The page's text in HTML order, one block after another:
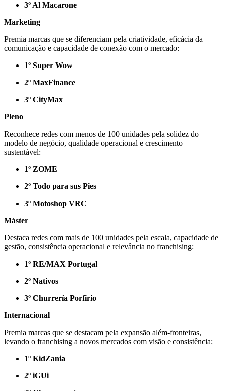
3º Al Macarone
Marketing
Premia marcas que se diferenciam pela criatividade, eficácia da
comunicação e capacidade de conexão com o mercado:
1º Super Wow
2º MaxFinance
3º CityMax
Pleno
Reconhece redes com menos de 100 unidades pela solidez do
modelo de negócio, qualidade operacional e crescimento
sustentável:
1º ZOME
2º Todo para sus Pies
3º Motoshop VRC
Máster
Destaca redes com mais de 100 unidades pela escala, capacidade de
gestão, consistência operacional e relevância no franchising:
1º RE/MAX Portugal
2º Nativos
3º Churrería Porfirio
Internacional
Premia marcas que se destacam pela expansão além-fronteiras,
levando o franchising a novos mercados com visão e consistência:
1º KidZania
2º iGUi